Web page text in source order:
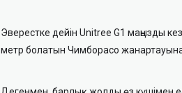
Эверестке дейін Unitree G1 маңызды
метр болатын Чимборасо жанартауына